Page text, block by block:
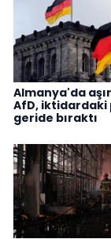
Almanya'da
AfD, iktidardaki
geride bıraktı